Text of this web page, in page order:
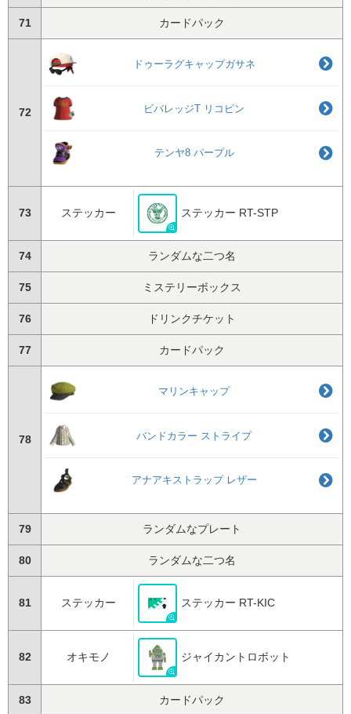
71 カードパック
72
ドゥーラグキャップガサネ
ビバレッジT リコピン
テンヤ8 パープル
73 ステッカー ステッカー RT-STP
74 ランダムな二つ名
75 ミステリーボックス
76 ドリンクチケット
77 カードパック
78
マリンキャップ
バンドカラー ストライプ
アナアキストラップ レザー
79 ランダムなプレート
80 ランダムな二つ名
81 ステッカー ステッカー RT-KIC
82 オキモノ ジャイカントロボット
83 カードパック